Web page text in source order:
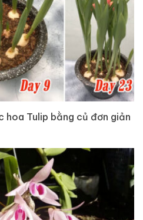
hoa Tulip bằng củ đơn giản